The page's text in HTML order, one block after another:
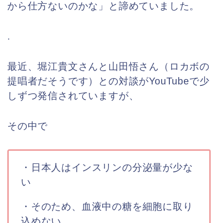
から仕方ないのかな」と諦めていました。
.
最近、堀江貴文さんと山田悟さん（ロカボの
提唱者だそうです）との対談がYouTubeで少
しずつ発信されていますが、
その中で
・日本人はインスリンの分泌量が少な
い
・そのため、血液中の糖を細胞に取り